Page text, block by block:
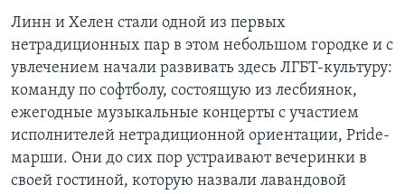
Линн и Хелен стали одной из первых
нетрадиционных пар в этом небольшом городке и с
увлечением начали развивать здесь ЛГБТ-культуру:
команду по софтболу, состоящую из лесбиянок,
ежегодные музыкальные концерты с участием
исполнителей нетрадиционной ориентации, Pride-
марши. Они до сих пор устраивают вечеринки в
своей гостиной, которую назвали лавандовой